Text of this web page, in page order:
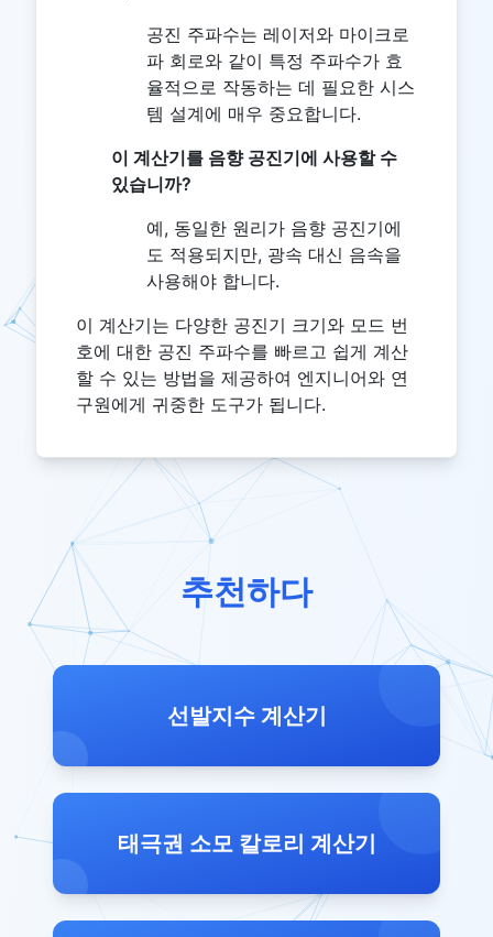
공진 주파수는 레이저와 마이크로
파 회로와 같이 특정 주파수가 효
율적으로 작동하는 데 필요한 시스
템 설계에 매우 중요합니다.
이 계산기를 음향 공진기에 사용할 수
있습니까?
예, 동일한 원리가 음향 공진기에
도 적용되지만, 광속 대신 음속을
사용해야 합니다.
이 계산기는 다양한 공진기 크기와 모드 번
호에 대한 공진 주파수를 빠르고 쉽게 계산
할 수 있는 방법을 제공하여 엔지니어와 연
구원에게 귀중한 도구가 됩니다.
추천하다
선발지수 계산기
태극권 소모 칼로리 계산기